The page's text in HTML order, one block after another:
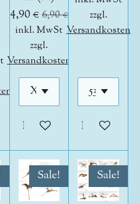
4,90 € 6,90 €
inkl. MwSt
zzgl.
Versandkosten
In den Warenkorb
zzgl.
Versandkosten
In den
Sale! Sale!